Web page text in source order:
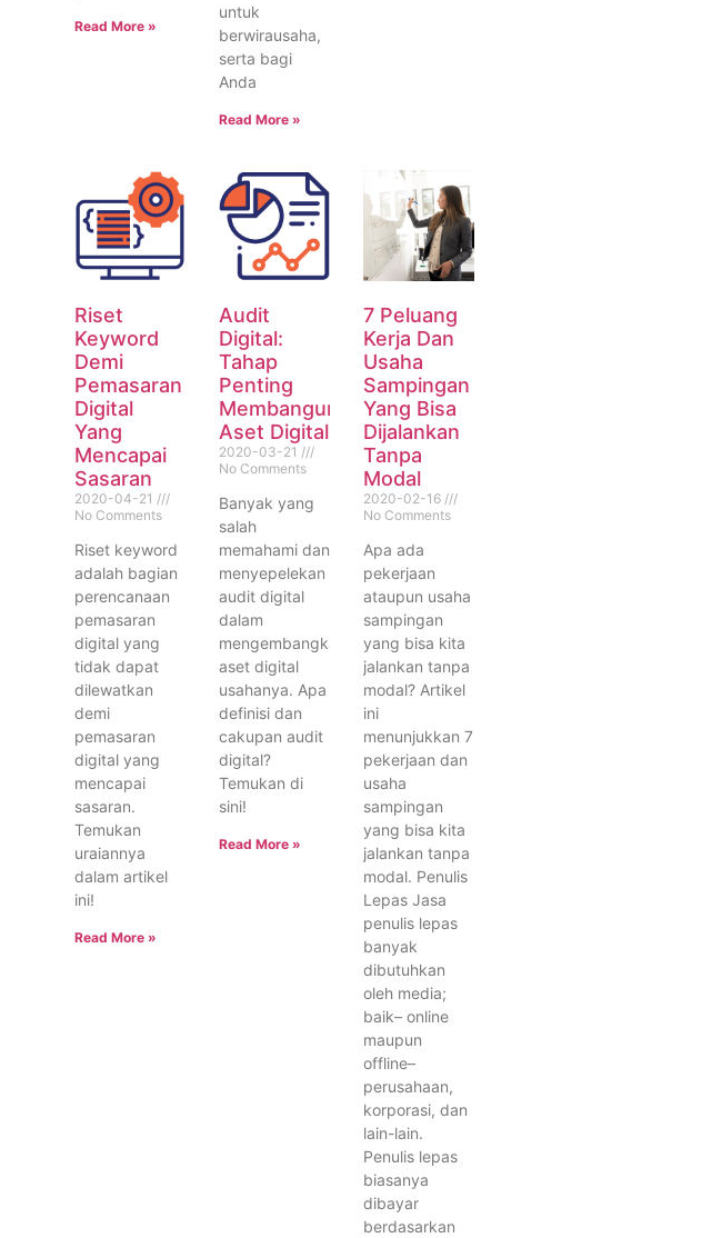
Read More »
untuk
berwirausaha,
serta bagi
Anda
Read More »
Riset
Keyword
Demi
Pemasaran
Digital
Yang
Mencapai
Sasaran
2020-04-21
No Comments
Riset keyword
adalah bagian
perencanaan
pemasaran
digital yang
tidak dapat
dilewatkan
demi
pemasaran
digital yang
mencapai
sasaran.
Temukan
uraiannya
dalam artikel
ini!
Read More »
Audit
Digital:
Tahap
Penting
Membangun
Aset Digital
2020-03-21
No Comments
Banyak yang
salah
memahami dan
menyepelekan
audit digital
dalam
mengembangkan
aset digital
usahanya. Apa
definisi dan
cakupan audit
digital?
Temukan di
sini!
Read More »
7 Peluang
Kerja Dan
Usaha
Sampingan
Yang Bisa
Dijalankan
Tanpa
Modal
2020-02-16
No Comments
Apa ada
pekerjaan
ataupun usaha
sampingan
yang bisa kita
jalankan tanpa
modal? Artikel
ini
menunjukkan 7
pekerjaan dan
usaha
sampingan
yang bisa kita
jalankan tanpa
modal. Penulis
Lepas Jasa
penulis lepas
banyak
dibutuhkan
oleh media;
baik– online
maupun
offline–
perusahaan,
korporasi, dan
lain-lain.
Penulis lepas
biasanya
dibayar
berdasarkan